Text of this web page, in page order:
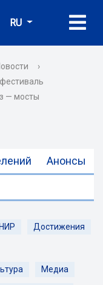
RU
›
— мосты
Анонсы
НИР Достижения
Медиа